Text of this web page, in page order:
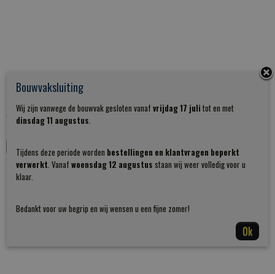
Stalen plankdrager zwart up 20cm
Stalen plankdrager zwart up 20cm Opbergruimte nodig? Onze…
€ 11,85
IN WINKELWAGEN
Bouwvaksluiting
Wij zijn vanwege de bouwvak gesloten vanaf vrijdag 17 juli tot en met
dinsdag 11 augustus.
Tijdens deze periode worden bestellingen en klantvragen beperkt
verwerkt. Vanaf woensdag 12 augustus staan wij weer volledig voor u
klaar.
Bedankt voor uw begrip en wij wensen u een fijne zomer!
Ok